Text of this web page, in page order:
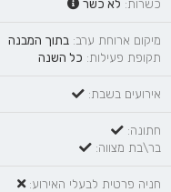
כשרות: לא כשר
מיקום ארוחת ערב: בתוך המבנה
תקופת פעילות: כל השנה
אירועים בשבת:
חתונה:
בר\בת מצווה:
חניה פרטית לבעלי האירוע: